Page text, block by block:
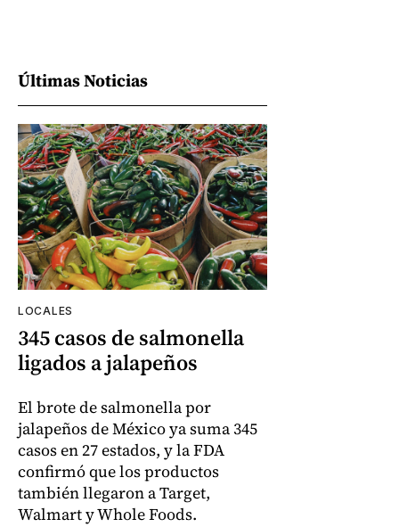
Últimas Noticias
LOCALES
345 casos de salmonella
ligados a jalapeños
El brote de salmonella por
jalapeños de México ya suma 345
casos en 27 estados, y la FDA
confirmó que los productos
también llegaron a Target,
Walmart y Whole Foods.